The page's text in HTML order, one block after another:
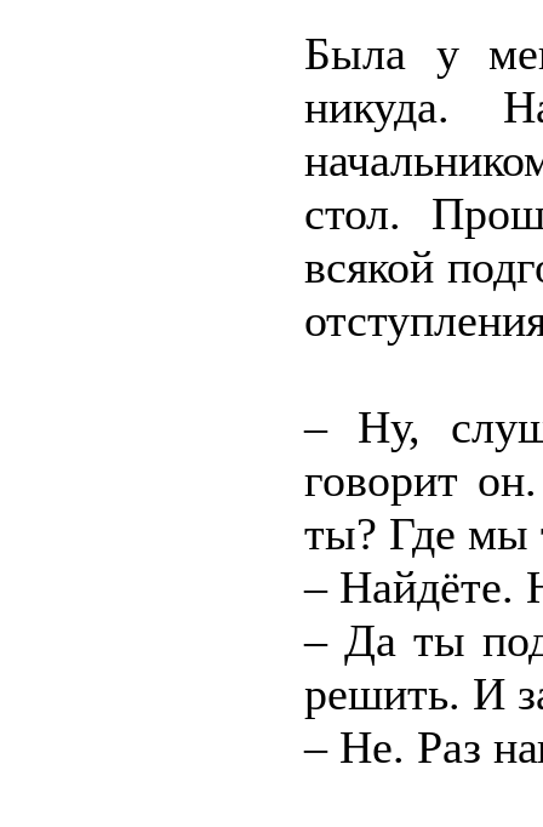
Была у
никуда.
стол.
всякой
– Ну,
говорит
ты? Где мы
– Найдёте.
– Да ты
решить. И
– Не. Раз